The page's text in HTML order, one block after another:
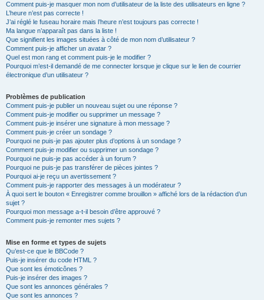
Comment puis-je masquer mon nom d’utilisateur de la liste des utilisateurs en ligne ?
L’heure n’est pas correcte !
J’ai réglé le fuseau horaire mais l’heure n’est toujours pas correcte !
Ma langue n’apparaît pas dans la liste !
Que signifient les images situées à côté de mon nom d’utilisateur ?
Comment puis-je afficher un avatar ?
Quel est mon rang et comment puis-je le modifier ?
Pourquoi m’est-il demandé de me connecter lorsque je clique sur le lien de courrier
électronique d’un utilisateur ?
Problèmes de publication
Comment puis-je publier un nouveau sujet ou une réponse ?
Comment puis-je modifier ou supprimer un message ?
Comment puis-je insérer une signature à mon message ?
Comment puis-je créer un sondage ?
Pourquoi ne puis-je pas ajouter plus d’options à un sondage ?
Comment puis-je modifier ou supprimer un sondage ?
Pourquoi ne puis-je pas accéder à un forum ?
Pourquoi ne puis-je pas transférer de pièces jointes ?
Pourquoi ai-je reçu un avertissement ?
Comment puis-je rapporter des messages à un modérateur ?
À quoi sert le bouton « Enregistrer comme brouillon » affiché lors de la rédaction d’un
sujet ?
Pourquoi mon message a-t-il besoin d’être approuvé ?
Comment puis-je remonter mes sujets ?
Mise en forme et types de sujets
Qu’est-ce que le BBCode ?
Puis-je insérer du code HTML ?
Que sont les émoticônes ?
Puis-je insérer des images ?
Que sont les annonces générales ?
Que sont les annonces ?